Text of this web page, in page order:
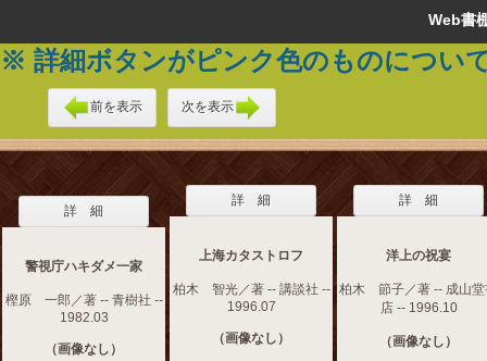
Web
※ 詳細ボタンがピンク色のものについ
前を表示 次を表示
詳 細
警視庁ハキダメ一家
樫原 一郎／著 -- 青樹社 --
1982.03
（画像なし）
詳 細
上海カタストロフ
柏木 智光／著 -- 講談社 --
1996.07
（画像なし）
詳 細
洋上の祝宴
柏木 節子／著 -- 成山堂
店 -- 1996.10
（画像なし）